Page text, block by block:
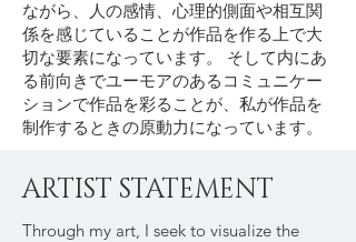
ながら、人の感情、心理的側面や相互関
係を感じていることが作品を作る上で大
切な要素になっています。 そして内にあ
る前向きでユーモアのあるコミュニケー
ションで作品を彩ることが、私が作品を
制作するときの原動力になっています。
ARTIST STATEMENT
Through my art, I seek to visualize the